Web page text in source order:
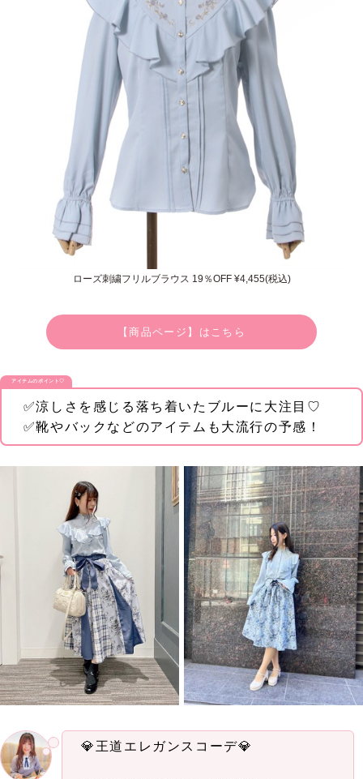
ローズ刺繍フリルブラウス 19％OFF ¥4,455(税込)
【商品ページ】はこちら
アイテムのポイント♡
✅涼しさを感じる落ち着いたブルーに大注目♡
✅靴やバックなどのアイテムも大流行の予感！
💎王道エレガンスコーデ💎